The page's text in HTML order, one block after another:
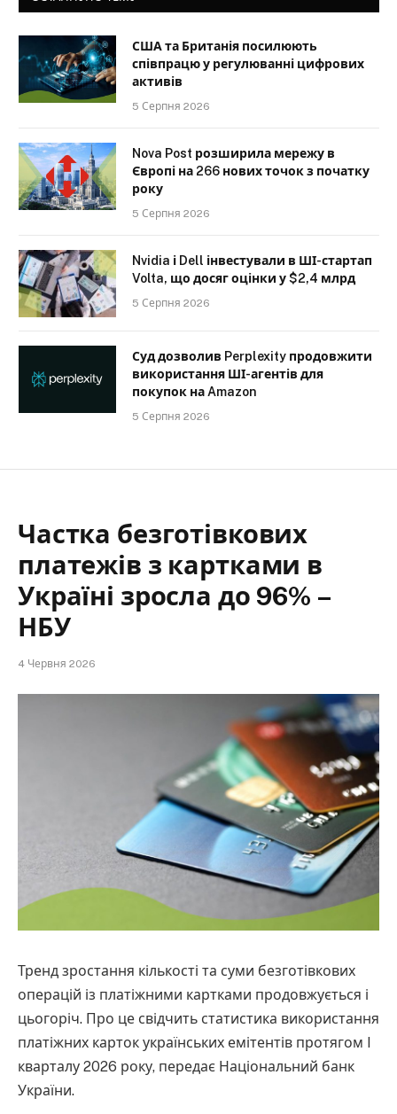
США та Британія посилюють
співпрацю у регулюванні цифрових
активів
5 Серпня 2026
Nova Post розширила мережу в
Європі на 266 нових точок з початку
року
5 Серпня 2026
Nvidia і Dell інвестували в ШІ-стартап
Volta, що досяг оцінки у $2,4 млрд
5 Серпня 2026
Суд дозволив Perplexity продовжити
використання ШІ-агентів для
покупок на Amazon
5 Серпня 2026
Частка безготівкових
платежів з картками в
Україні зросла до 96% –
НБУ
4 Червня 2026
Тренд зростання кількості та суми безготівкових
операцій із платіжними картками продовжується і
цьогоріч. Про це свідчить статистика використання
платіжних карток українських емітентів протягом I
кварталу 2026 року, передає Національний банк
України.